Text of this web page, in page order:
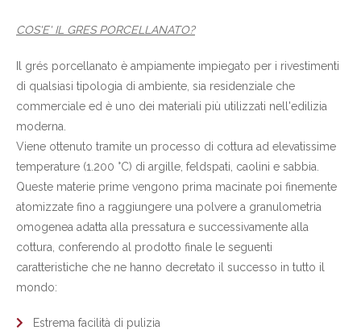
COS'E' IL GRES PORCELLANATO?
Il grés porcellanato è ampiamente impiegato per i rivestimenti
di qualsiasi tipologia di ambiente, sia residenziale che
commerciale ed è uno dei materiali più utilizzati nell'edilizia
moderna.
Viene ottenuto tramite un processo di cottura ad elevatissime
temperature (1.200 °C) di argille, feldspati, caolini e sabbia.
Queste materie prime vengono prima macinate poi finemente
atomizzate fino a raggiungere una polvere a granulometria
omogenea adatta alla pressatura e successivamente alla
cottura, conferendo al prodotto finale le seguenti
caratteristiche che ne hanno decretato il successo in tutto il
mondo:
Estrema facilità di pulizia